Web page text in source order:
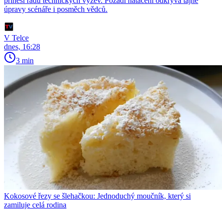
úpravy scénáře i posměch vědců.
V Telce
dnes, 16:28
3 min
Kokosové řezy se šlehačkou: Jednoduchý moučník, který si
zamiluje celá rodina